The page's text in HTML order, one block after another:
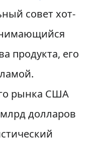
совет хот-
продукта, его
рынка США
долларов